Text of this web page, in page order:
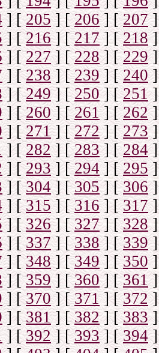
] [205] [206] [207]
] [216] [217] [ 218]
] [227] [228] [229]
] [238] [239] [240]
] [249] [250] [251]
] [260] [261] [262]
] [271] [272] [273]
] [282] [283] [284]
] [293] [294] [ 295]
] [304] [305] [306]
] [315] [316] [317]
] [326] [327] [328]
] [337] [338] [339]
] [348] [349] [ 350]
] [359] [360] [361]
] [370] [371] [372]
] [381] [382] [383]
] [392] [393] [394]